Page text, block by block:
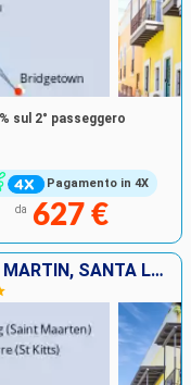
Pagamento in 4X
sul 2° passeggero
da 627 €
STATI UNITI, SAINT CROIX, SAINT MARTIN, SANTA LUCIA, SAN CRISTOFORO E NEVIS, PORTORICO